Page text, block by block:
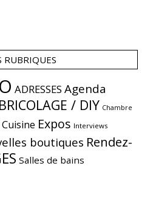
RUBRIQUES
ADRESSES Agenda
BRICOLAGE / DIY Chambre
Cuisine Expos Interviews
boutiques Rendez-
Salles de bains